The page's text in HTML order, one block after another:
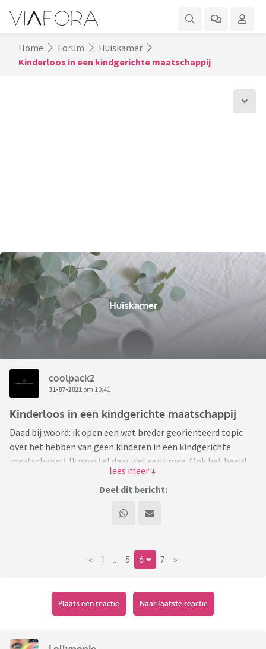
Home Forum
Huiskamer
Kinderloos in een kindgerichte maatschappij
Huiskamer
coolpack2
31-07-2021 om 10:41
Kinderloos in een kindgerichte maatschappij
Daad bij woord: ik open een wat breder georiënteerd topic
over het hebben van geen kinderen in een kindgerichte
maatschappij. Ik worstel daar wel eens mee. Ook het beeld
dat als je ervoor kiest geen kinderen te krijgen dat je dan niks
hebt met en snapt van kinderen.
blijf bewust apart wonen, want mijn eigen ruimte en rust
zijn broodnodig.
Nou ja, zo een paar dingen waarover ik zou willen
mij niet het enige in mijn belevingswereld van kindvrij zijn.
Deel dit bericht:
« 1 5 6 7 »
Plaats een reactie Naar laatste reactie